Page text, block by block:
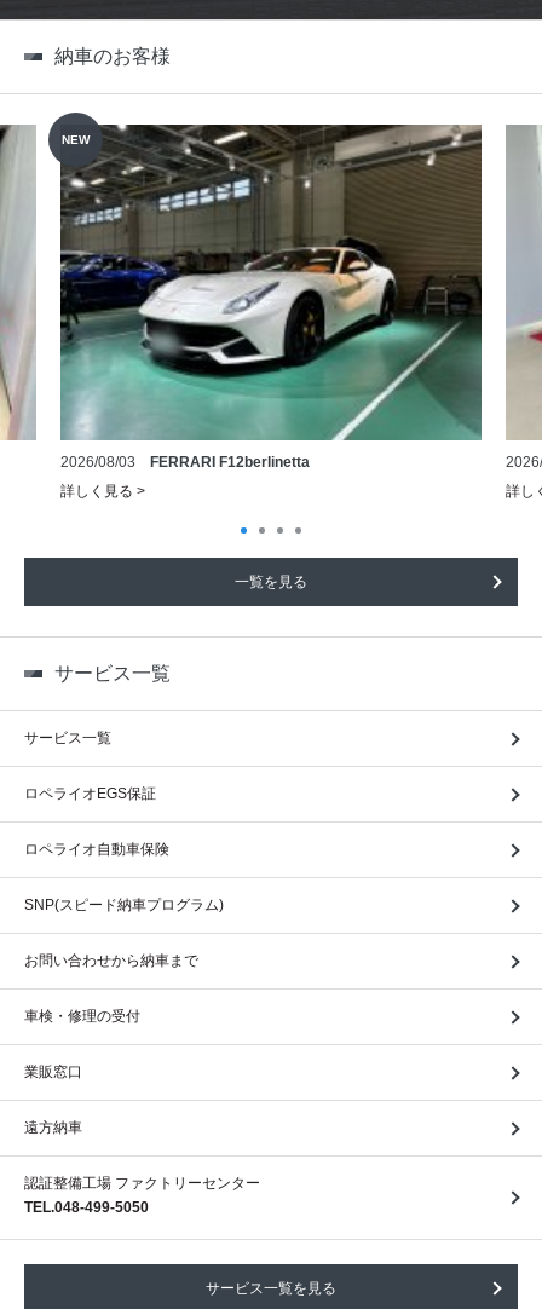
納車のお客様
NEW
2026/08/03
FERRARI F12berlinetta
詳しく見る >
詳し
一覧を見る
サービス一覧
サービス一覧
ロペライオEGS保証
ロペライオ自動車保険
SNP(スピード納車プログラム)
お問い合わせから納車まで
車検・修理の受付
業販窓口
遠方納車
認証整備工場 ファクトリーセンター
TEL.048-499-5050
サービス一覧を見る